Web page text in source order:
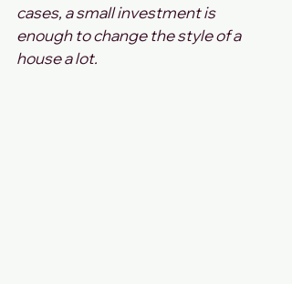
cases, a small investment is
enough to change the style of a
house a lot.